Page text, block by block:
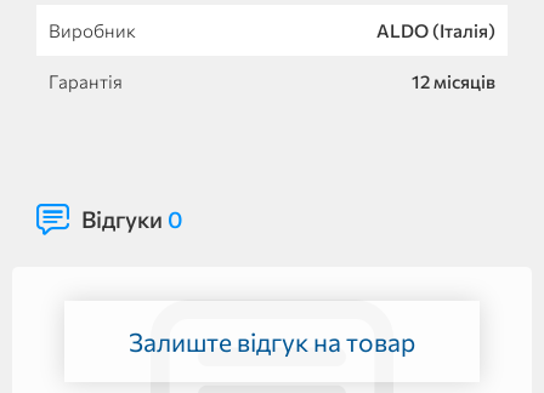
Виробник ALDO (Італія)
Гарантія 12 місяців
Відгуки 0
Залиште відгук на товар